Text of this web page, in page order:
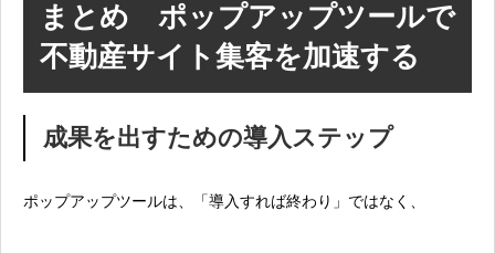
まとめ ポップアップツールで
不動産サイト集客を加速する
成果を出すための導入ステップ
ポップアップツールは、「導入すれば終わり」ではなく、